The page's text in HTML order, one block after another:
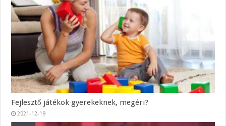
Fejlesztő játékok gyerekeknek, megéri?
2021-12-19